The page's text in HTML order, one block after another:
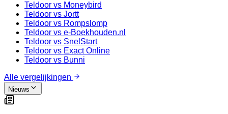
Teldoor vs Moneybird
Teldoor vs Jortt
Teldoor vs Rompslomp
Teldoor vs e-Boekhouden.nl
Teldoor vs SnelStart
Teldoor vs Exact Online
Teldoor vs Bunni
Alle vergelijkingen
Nieuws